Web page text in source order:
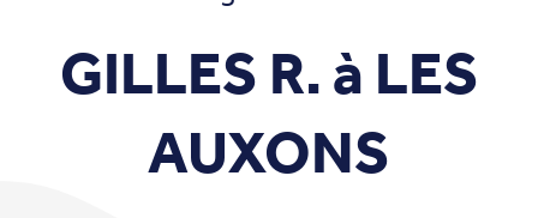
GILLES R. à LES
AUXONS